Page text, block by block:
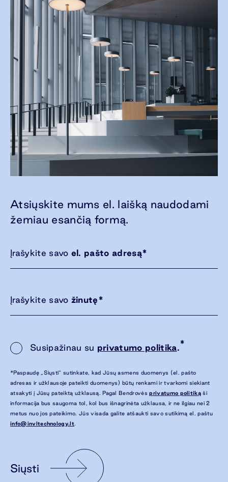
Atsiųskite mums el. laišką naudodami
žemiau esančią formą.
Įrašykite savo el. pašto adresą*
Įrašykite savo žinutę*
Susipažinau su privatumo politika.*
*Paspaudę „Siųsti“ sutinkate, kad Jūsų asmens duomenys (el. pašto
adresas ir užklausoje pateikti duomenys) būtų renkami ir tvarkomi siekiant
atsakyti į Jūsų pateiktą užklausą. Pagal Bendrovėsprivatumo politiką ši
informacija bus saugoma tol, kol bus išnagrinėta užklausa, ir ne ilgiau nei 2
metus nuo jos pateikimo. Jūs visada galite atšaukti savo sutikimą el. paštu
info@invltechnology.lt.
Siųsti